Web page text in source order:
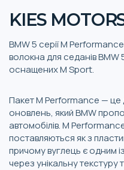
KIES
BMW 5 серії M
волокна для седанів BMW
оснащених M Sport.
Пакет M Performance — це
оновлень, який BMW
автомобілів. M
поставляються як з
причому вуглець є одним
через унікальну текстуру